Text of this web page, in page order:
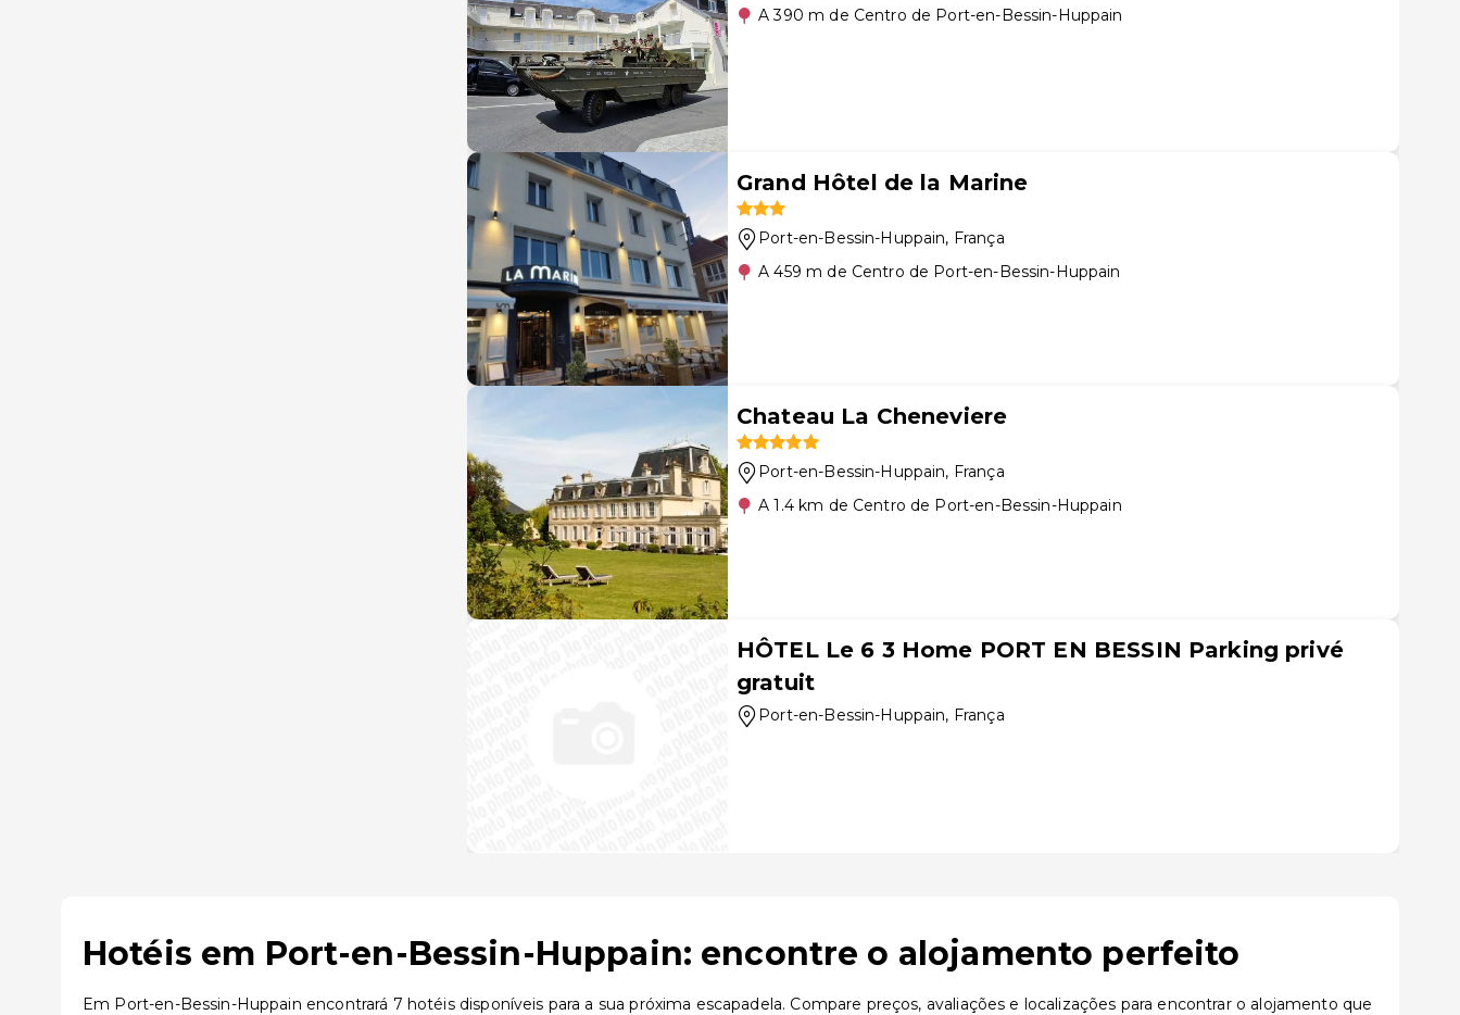
A 390 m de Centro de Port-en-Bessin-Huppain
Grand Hôtel de la Marine
Port-en-Bessin-Huppain, França
A 459 m de Centro de Port-en-Bessin-Huppain
Chateau La Cheneviere
Port-en-Bessin-Huppain, França
A 1.4 km de Centro de Port-en-Bessin-Huppain
HÔTEL Le 6 3 Home PORT EN BESSIN Parking privé
gratuit
Port-en-Bessin-Huppain, França
Hotéis em Port-en-Bessin-Huppain: encontre o alojamento perfeito
Em Port-en-Bessin-Huppain encontrará 7 hotéis disponíveis para a sua próxima escapadela. Compare preços, avaliações e localizações para encontrar o alojamento que